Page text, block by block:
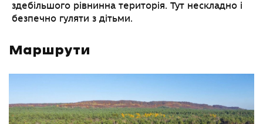
здебільшого рівнинна територія. Тут нескладно і
безпечно гуляти з дітьми.
Маршрути